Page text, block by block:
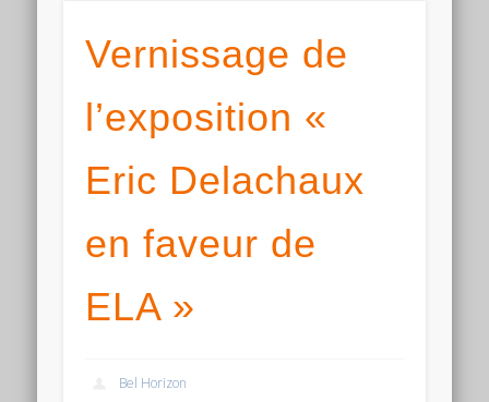
Vernissage de
l’exposition «
Eric Delachaux
en faveur de
ELA »
Bel Horizon